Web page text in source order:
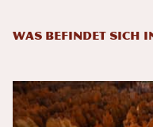
Was befindet sich